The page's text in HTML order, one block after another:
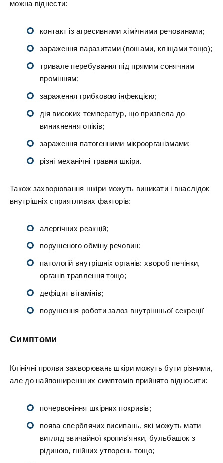
можна віднести:
контакт із агресивними хімічними речовинами;
зараження паразитами (вошами, кліщами тощо);
тривале перебування під прямим сонячним
промінням;
зараження грибковою інфекцією;
дія високих температур, що призвела до
виникнення опіків;
зараження патогенними мікроорганізмами;
різні механічні травми шкіри.
Також захворювання шкіри можуть виникати і внаслідок
внутрішніх сприятливих факторів:
алергічних реакцій;
порушеного обміну речовин;
патологій внутрішніх органів: хвороб печінки,
органів травлення тощо;
дефіцит вітамінів;
порушення роботи залоз внутрішньої секреції
Симптоми
Клінічні прояви захворювань шкіри можуть бути різними,
але до найпоширеніших симптомів прийнято відносити:
почервоніння шкірних покривів;
поява сверблячих висипань, які можуть мати
вигляд звичайної кропив'янки, бульбашок з
рідиною, гнійних утворень тощо;